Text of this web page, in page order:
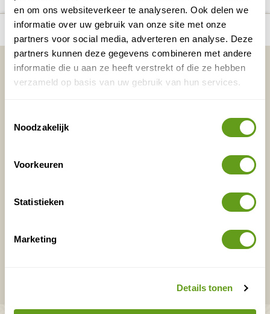
en om ons websiteverkeer te analyseren. Ook delen we
informatie over uw gebruik van onze site met onze
partners voor social media, adverteren en analyse. Deze
partners kunnen deze gegevens combineren met andere
informatie die u aan ze heeft verstrekt of die ze hebben
verzameld op basis van uw gebruik van hun services.
Noodzakelijk
Voorkeuren
Statistieken
Marketing
Details tonen
number_of_trips:
2
Bekijk alle reizen naar Fjällräven Abisko
Friluft 35
kaart
Vakantietips & Inspiratie?
Voornaam Achternaam
VERZENDEN
overnachtingen en vakanties in de natuur!